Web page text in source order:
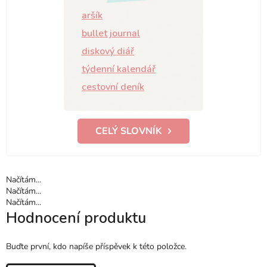
aršík
bullet journal
diskový diář
týdenní kalendář
cestovní deník
CELÝ SLOVNÍK
Načítám...
Načítám...
Načítám...
Hodnocení produktu
Buďte první, kdo napíše příspěvek k této položce.